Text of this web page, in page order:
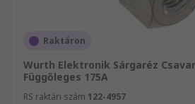
Raktáron
Wurth Elektronik Sárgaréz
Függőleges 175A
RS raktári szám 122-4957